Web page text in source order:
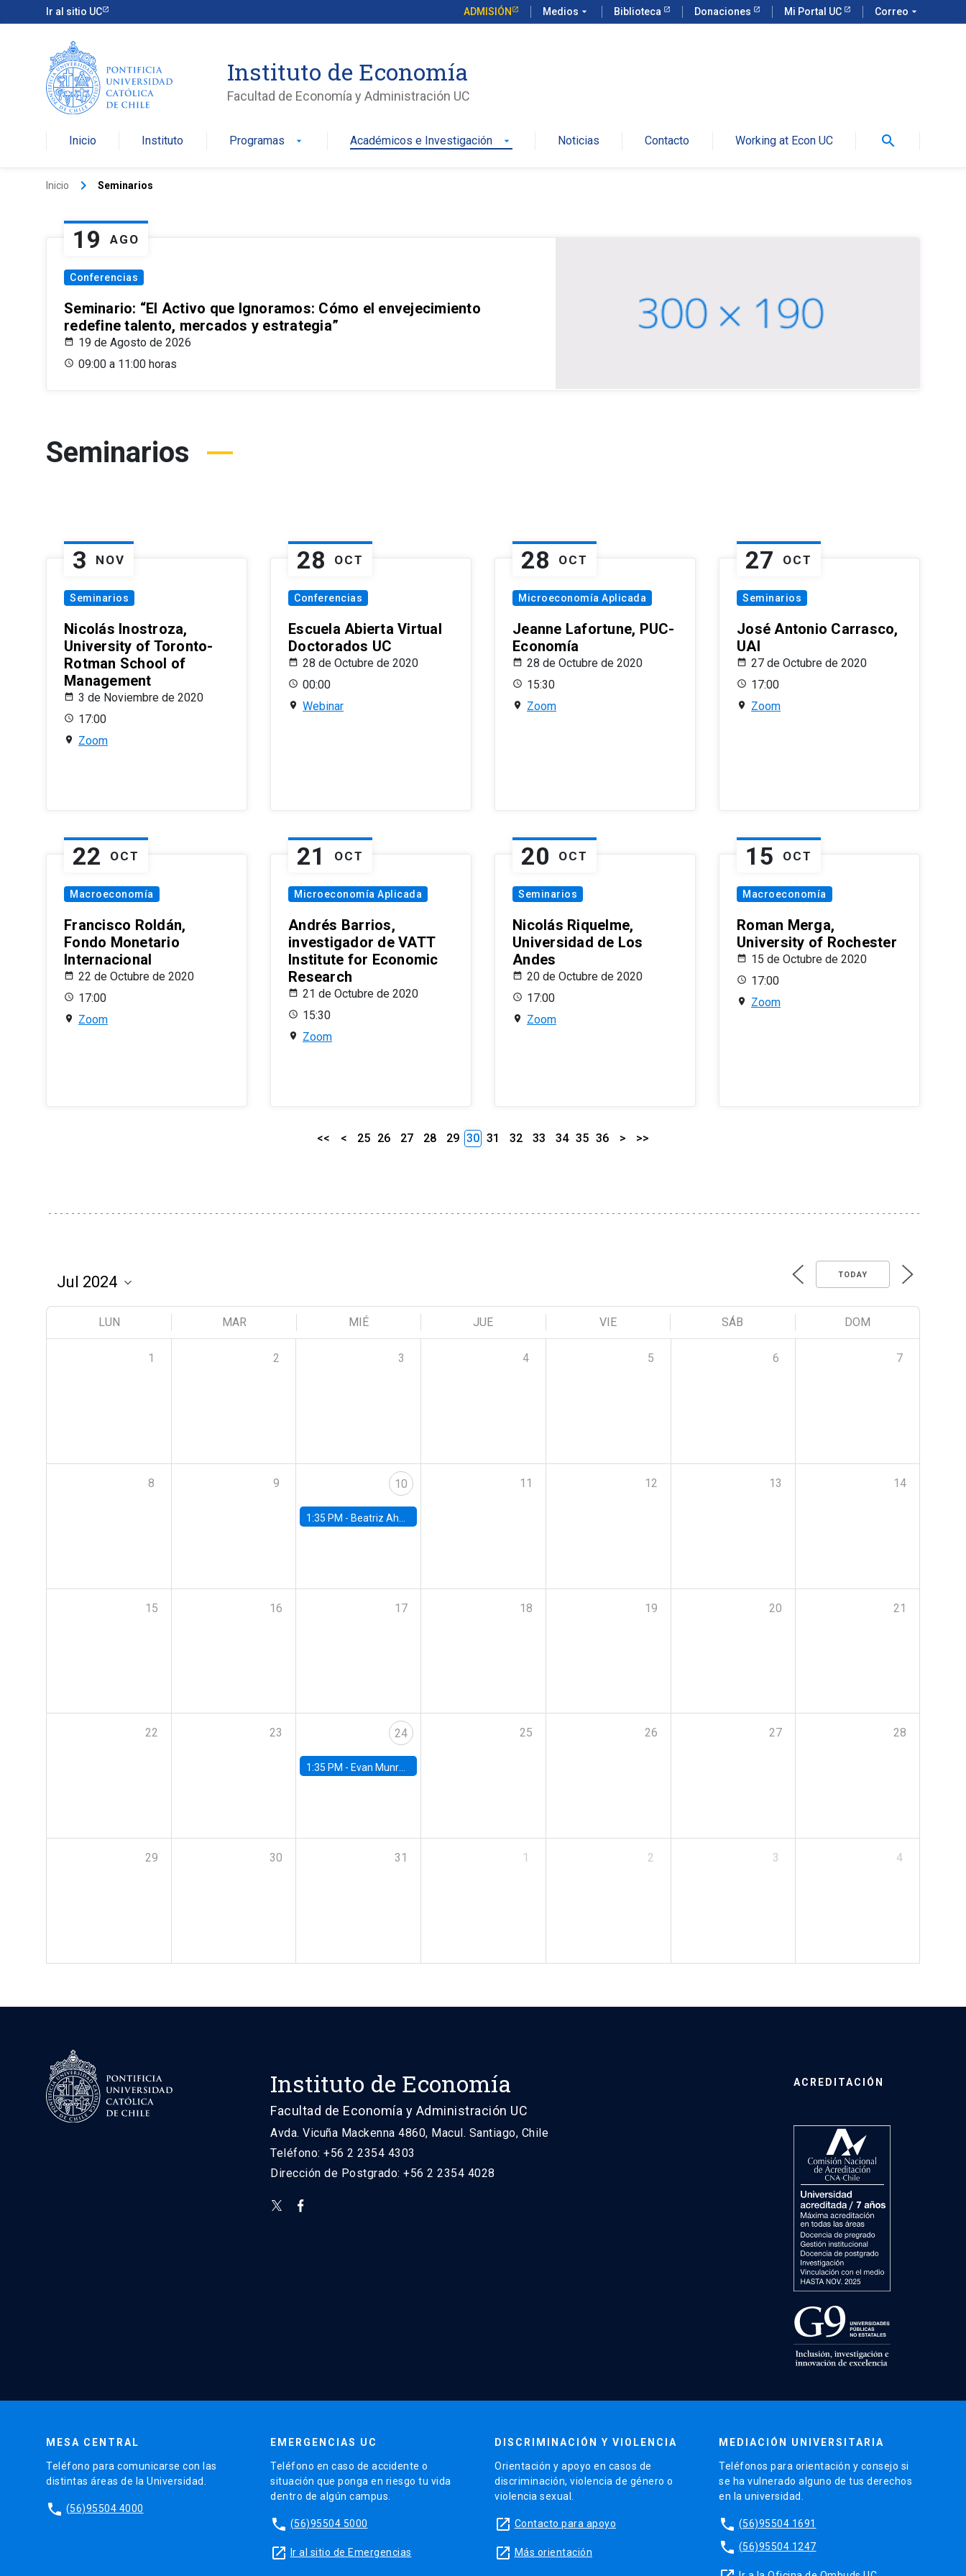
Ir al sitio UC ADMISIÓN Medios arrow_drop_down Biblioteca Donaciones Mi Portal UC Correo arrow_drop_down
Instituto de Economía
Facultad de Economía y Administración UC
Inicio Instituto Programas arrow_drop_down Académicos e Investigación arrow_drop_down Noticias Contacto Working at Econ UC search
Inicio keyboard_arrow_right Seminarios
19 AGO
Conferencias
Seminario: “El Activo que Ignoramos: Cómo el envejecimiento
redefine talento, mercados y estrategia”
19 de Agosto de 2026
09:00 a 11:00 horas
Seminarios
3 NOV
Seminarios
Nicolás Inostroza,
University of Toronto-
Rotman School of
Management
3 de Noviembre de 2020
17:00
Zoom
28 OCT
Conferencias
Escuela Abierta Virtual
Doctorados UC
28 de Octubre de 2020
00:00
Webinar
28 OCT
Microeconomía Aplicada
Jeanne Lafortune, PUC-
Economía
28 de Octubre de 2020
15:30
Zoom
27 OCT
Seminarios
José Antonio Carrasco,
UAI
27 de Octubre de 2020
17:00
Zoom
22 OCT
Macroeconomía
Francisco Roldán,
Fondo Monetario
Internacional
22 de Octubre de 2020
17:00
Zoom
21 OCT
Microeconomía Aplicada
Andrés Barrios,
investigador de VATT
Institute for Economic
Research
21 de Octubre de 2020
15:30
Zoom
20 OCT
Seminarios
Nicolás Riquelme,
Universidad de Los
Andes
20 de Octubre de 2020
17:00
Zoom
15 OCT
Macroeconomía
Roman Merga,
University of Rochester
15 de Octubre de 2020
17:00
Zoom
<< < 25 26 27 28 29 30 31 32 33 34 35 36 > >>
TODAY
LUN MAR MIÉ JUE VIE SÁB DOM
1 2 3 4 5 6 7
8 9 10
1:35 PM - Beatriz Ahumada, PhD candidate, Universidad de Pittsburgh
11 12 13 14
15 16 17 18 19 20 21
22 23 24
1:35 PM - Evan Munro, Neyman Visiting Assistant Professor in the Department of Statistics at UC Berkeley
25 26 27 28
29 30 31 1 2 3 4
Instituto de Economía
Facultad de Economía y Administración UC
Avda. Vicuña Mackenna 4860, Macul. Santiago, Chile
Teléfono: +56 2 2354 4303
Dirección de Postgrado: +56 2 2354 4028
ACREDITACIÓN
MESA CENTRAL
Teléfono para comunicarse con las
distintas áreas de la Universidad.
phone (56)95504 4000
EMERGENCIAS UC
Teléfono en caso de accidente o
situación que ponga en riesgo tu vida
dentro de algún campus.
phone (56)95504 5000
launch Ir al sitio de Emergencias
DISCRIMINACIÓN Y VIOLENCIA
Orientación y apoyo en casos de
discriminación, violencia de género o
violencia sexual.
launch Contacto para apoyo
launch Más orientación
MEDIACIÓN UNIVERSITARIA
Teléfonos para orientación y consejo si
se ha vulnerado alguno de tus derechos
en la universidad.
phone (56)95504 1691
phone (56)95504 1247